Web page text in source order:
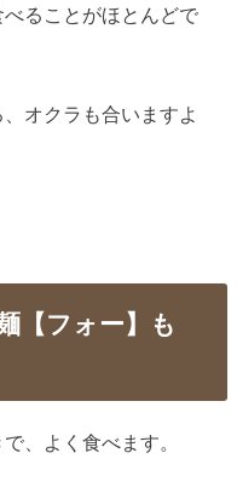
ることがほとんどで
オクラも合いますよ
【フォー】も
、よく食べます。